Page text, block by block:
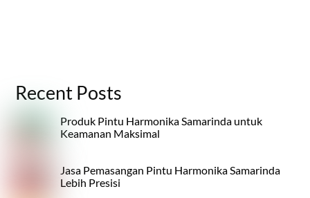
Recent Posts
Produk Pintu Harmonika Samarinda untuk
Keamanan Maksimal
Jasa Pemasangan Pintu Harmonika Samarinda
Lebih Presisi